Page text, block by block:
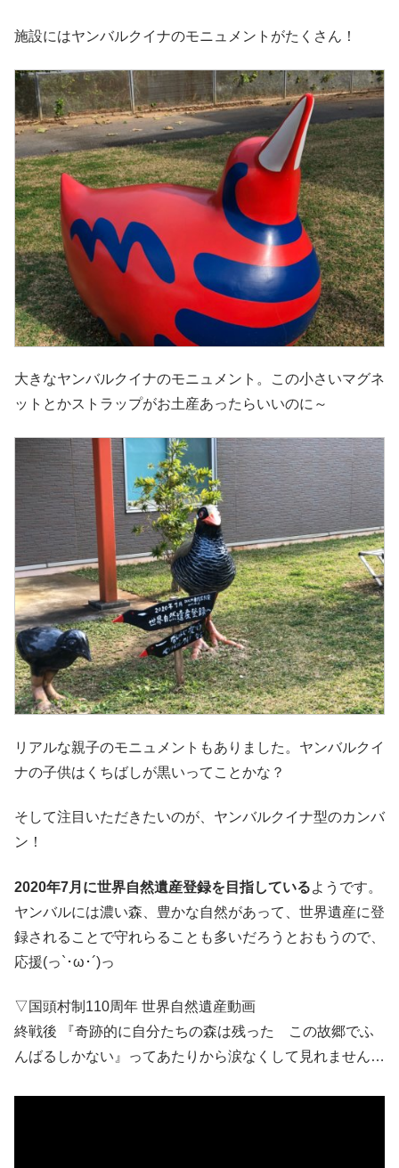
施設にはヤンバルクイナのモニュメントがたくさん！
大きなヤンバルクイナのモニュメント。この小さいマグネ
ットとかストラップがお土産あったらいいのに～
リアルな親子のモニュメントもありました。ヤンバルクイ
ナの子供はくちばしが黒いってことかな？
そして注目いただきたいのが、ヤンバルクイナ型のカンバ
ン！
2020年7月に世界自然遺産登録を目指しているようです。
ヤンバルには濃い森、豊かな自然があって、世界遺産に登
録されることで守れらることも多いだろうとおもうので、
応援(っ`･ω･´)っ
▽国頭村制110周年 世界自然遺産動画
終戦後 『奇跡的に自分たちの森は残った この故郷でふ
んばるしかない』ってあたりから涙なくして見れません…